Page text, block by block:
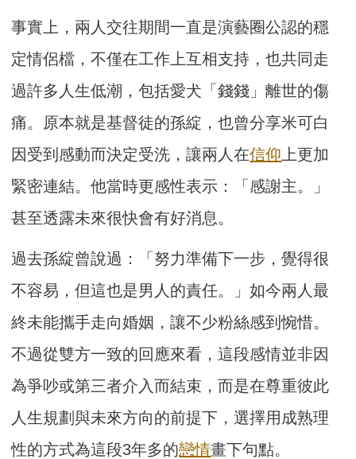
事實上，兩人交往期間一直是演藝圈公認的穩
定情侶檔，不僅在工作上互相支持，也共同走
過許多人生低潮，包括愛犬「錢錢」離世的傷
痛。原本就是基督徒的孫綻，也曾分享米可白
因受到感動而決定受洗，讓兩人在信仰 上更加
緊密連結。他當時更感性表示：「感謝主。」
甚至透露未來很快會有好消息。
過去孫綻曾說過：「努力準備下一步，覺得很
不容易，但這也是男人的責任。」如今兩人最
終未能攜手走向婚姻，讓不少粉絲感到惋惜。
不過從雙方一致的回應來看，這段感情並非因
為爭吵或第三者介入而結束，而是在尊重彼此
人生規劃與未來方向的前提下，選擇用成熟理
性的方式為這段3年多的戀情畫下句點。